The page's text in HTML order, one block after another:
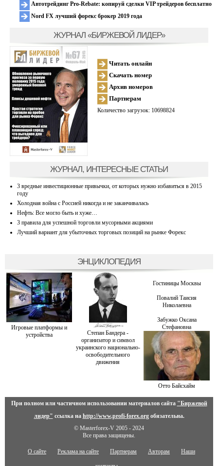
Автотрейдинг Pro-Rebate: копируй сделки VIP трейдеров бесплатно
Nord FX лучший форекс брокер 2019 года
ЖУРНАЛ «БИРЖЕВОЙ ЛИДЕР»
Читать онлайн
Скачать номер
Архив номеров
Партнерам
Количество загрузок: 10698824
ЖУРНАЛ, ИНТЕРЕСНЫЕ СТАТЬИ
3 вредные инвестиционные привычки, от которых нужно избавиться в 2015
году
Холодная война с Россией никогда и не заканчивалась
Нефть: Все могло быть и хуже…
3 правила для успешной торговли мусорными акциями
Лучший вариант для убыточных торговых позиций на рынке Форекс
ЭНЦИКЛОПЕДИЯ
Игровые платформы и
устройства
Степан Бандера -
организатор и символ
украинского национально-
освободительного
движения
Гостиницы Москвы
Повалий Таисия
Николаевна
Забужко Оксана
Стефановна
Отто Байсхайм
При полном или частичном использовании материалов сайта "Биржевой
лидер" ссылка на http://www.profi-forex.orgобязательна.
© Masterforex-V 2005 - 2024
Все права защищены.
О сайте Реклама на сайте Партнерам Авторам Наши